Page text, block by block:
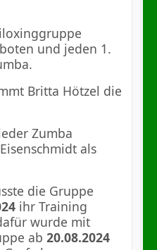
und jeden 1.
Britta Hötzel die
Zumba
als
die Gruppe
ihr Training
wurde mit
ab 20.08.2024